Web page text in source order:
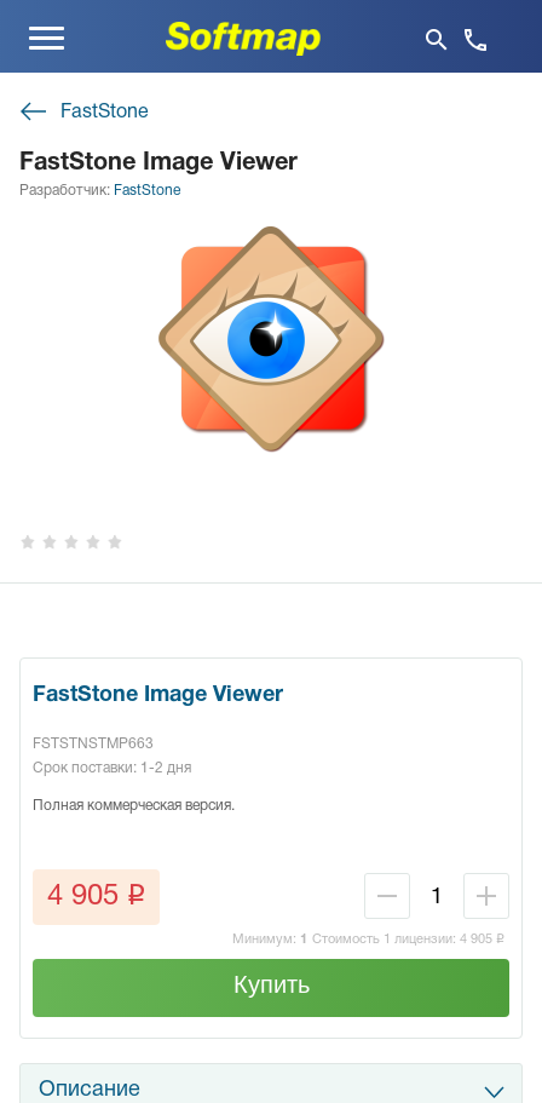
Меню
FastStone
FastStone Image Viewer
Разработчик: FastStone
FastStone Image Viewer
FSTSTNSTMP663
Срок поставки: 1-2 дня
Полная коммерческая версия.
Минимум: 1 Стоимость 1 лицензии: 4 905 q
4 905 q
Купить
Описание